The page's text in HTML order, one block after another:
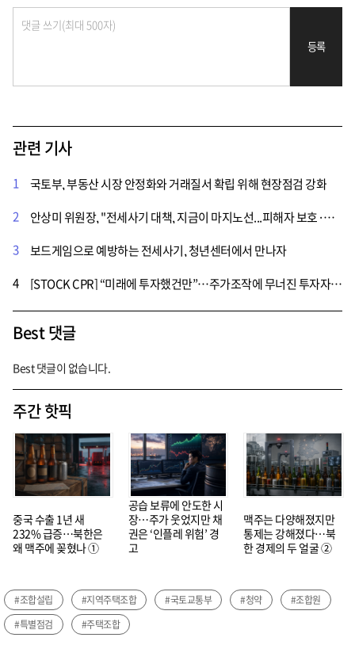
등록
관련 기사
1
국토부, 부동산 시장 안정화와 거래질서 확립 위해 현장점검 강화
2
안상미 위원장, "전세사기 대책, 지금이 마지노선...피해자 보호·제도 개선 시급"
3
보드게임으로 예방하는 전세사기, 청년센터에서 만나자
4
[STOCK CPR] “미래에 투자했건만”…주가조작에 무너진 투자자들의 꿈
Best 댓글
Best 댓글이 없습니다.
주간 핫픽
중국 수출 1년 새
232% 급증…북한은
왜 맥주에 꽂혔나 ①
공습 보류에 안도한 시
장…주가 웃었지만 채
권은 ‘인플레 위험’ 경
고
맥주는 다양해졌지만
통제는 강해졌다…북
한 경제의 두 얼굴 ②
#조합설립 #지역주택조합 #국토교통부 #청약
#조합원
#특별점검
#주택조합